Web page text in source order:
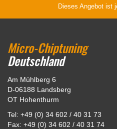
Dieses Angebot ist
Micro-Chiptuning
Deutschland
Am Mühlberg 6
D-06188 Landsberg
OT Hohenthurm
Tel: +49 (0) 34 602 / 40 31 73
Fax: +49 (0) 34 602 / 40 31 74